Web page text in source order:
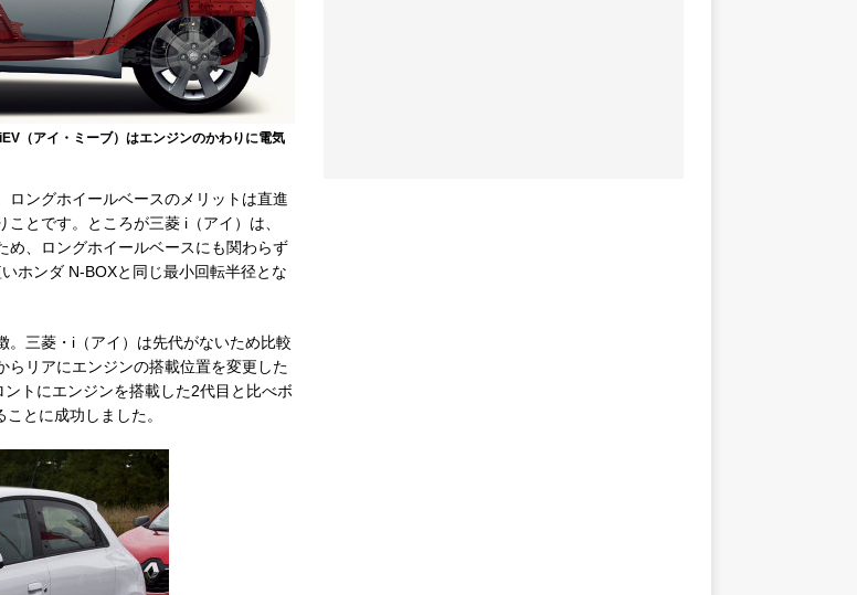
（アイ・ミーブ）はエンジンのかわりに電気
ングホイールベースのメリットは直進
とです。ところが三菱 i（アイ）は、
め、ロングホイールベースにも関わらず
ホンダ N-BOXと同じ最小回転半径とな
三菱・i（アイ）は先代がないため比較
リアにエンジンの搭載位置を変更した
トにエンジンを搭載した2代目と比べボ
とに成功しました。